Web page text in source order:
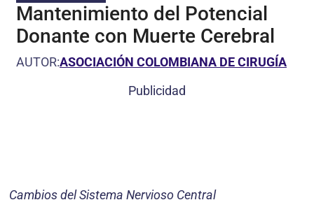
Mantenimiento del Potencial
Donante con Muerte Cerebral
AUTOR:ASOCIACIÓN COLOMBIANA DE CIRUGÍA
Publicidad
Cambios del Sistema Nervioso Central